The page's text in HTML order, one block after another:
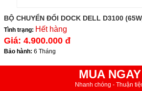
BỘ CHUYỂN ĐỔI DOCK DELL D3100
Tình trạng: Hết hàng
Giá: 4.900.000 đ
Bảo hành: 6 Tháng
MUA NGAY
Nhanh chóng - Thuận